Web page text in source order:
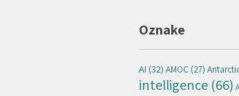
Oznake
AI (32) AMOC (27)
intelligence (66)